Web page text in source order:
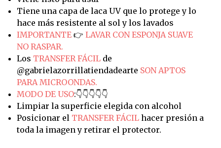
Tiene una capa de laca UV que lo protege y lo
hace más resistente al sol y los lavados
IMPORTANTE 👉 LAVAR CON ESPONJA SUAVE
NO RASPAR.
Los TRANSFER FÁCILde
@gabrielazorrillatiendadearte SON APTOS
PARA MICROONDAS.
MODO DE USO:👇👇👇👇👇
Limpiar la superficie elegida con alcohol
Posicionar el TRANSFER FÁCILhacer presión a
toda la imagen y retirar el protector.